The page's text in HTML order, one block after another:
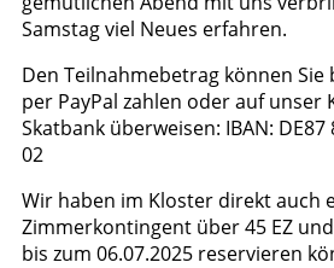
Samstag viel Neues erfahren.
Den Teilnahmebetrag können
per PayPal zahlen oder auf unser
Skatbank überweisen: IBAN: DE87
02
Wir haben im Kloster direkt auch
Zimmerkontingent über 45 EZ
bis zum 06.07.2025 reservieren